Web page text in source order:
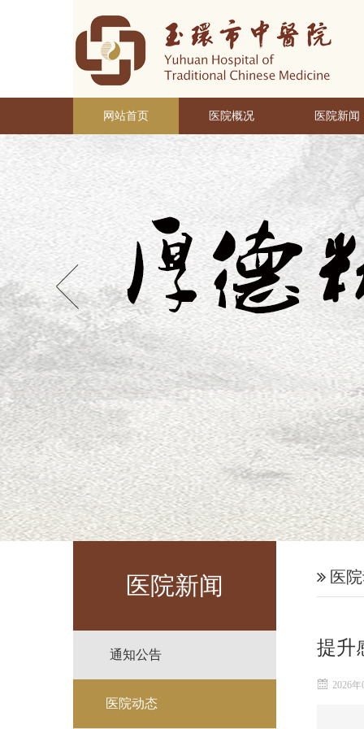
网站首页 医院概况 医院新闻
医院新闻
通知公告
医院动态
医
提升
2026